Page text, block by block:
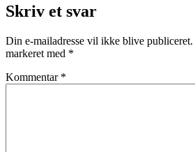
Skriv et svar
Din e-mailadresse vil ikke blive publiceret.
markeret med *
Kommentar *